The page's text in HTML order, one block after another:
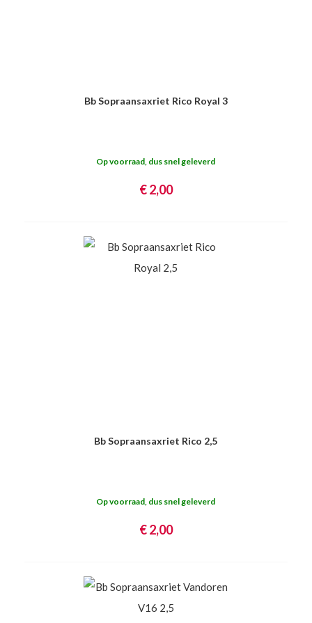
Bb Sopraansaxriet Rico Royal 3
Op voorraad, dus snel geleverd
€ 2,00
Bb Sopraansaxriet Rico 2,5
Op voorraad, dus snel geleverd
€ 2,00